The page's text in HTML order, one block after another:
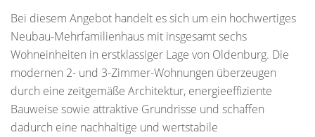
Bei diesem Angebot handelt es sich um ein hochwertiges
Neubau-Mehrfamilienhaus mit insgesamt sechs
Wohneinheiten in erstklassiger Lage von Oldenburg. Die
modernen 2- und 3-Zimmer-Wohnungen überzeugen
durch eine zeitgemäße Architektur, energieeffiziente
Bauweise sowie attraktive Grundrisse und schaffen
dadurch eine nachhaltige und wertstabile